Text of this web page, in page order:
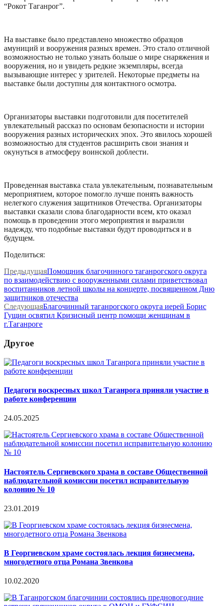
“Рокот Таганрог”.
На выставке было представлено множество образцов
амуниций и вооружения разных времен. Это стало отличной
возможностью не только узнать больше о мире снаряжения и
вооружения, но и увидеть редкие экземпляры, всегда
вызывающие интерес у зрителей. Некоторые предметы на
выставке были доступны для контактного осмотра.
Организаторы выставки подготовили для посетителей
увлекательный рассказ по основам безопасности и истории
вооружения разных исторических эпох. Это явилось хорошей
возможностью для студентов расширить свои знания и
окунуться в атмосферу воинской доблести.
Проведенная выставка стала увлекательным, познавательным
мероприятием, которое помогло лучше понять важность
нелегкого служения защитников Отечества. Организаторы
выставки сказали слова благодарности всем, кто оказал
помощь в проведении этого мероприятия и выразили
надежду, что подобные выставки будут проводиться и в
будущем.
Поделиться:
ПредыдущаяПомощник благочинного таганрогского округа
по взаимодействию с вооруженными силами приветствовал
воспитанников летной школы на концерте, посвященном Дню
защитников отечества
СледующаяБлагочинный таганрогского округа иерей Борис
Гущин освятил Кризисный центр помощи женщинам в
г.Таганроге
Другое
Педагоги воскресных школ Таганрога приняли участие в
работе конференции
24.05.2025
Настоятель Сергиевского храма в составе Общественной
наблюдательной комиссии посетил исправительную
колонию № 10
23.01.2019
В Георгиевском храме состоялась лекция бизнесмена,
многодетного отца Романа Звенкова
10.02.2020